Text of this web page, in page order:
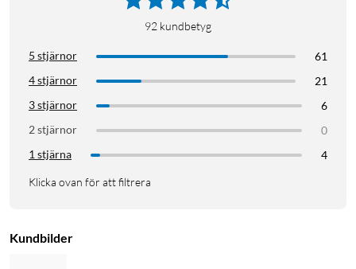
92 kundbetyg
5 stjärnor
61
4 stjärnor
21
3 stjärnor
6
2 stjärnor
0
1 stjärna
4
Klicka ovan för att filtrera
Kundbilder